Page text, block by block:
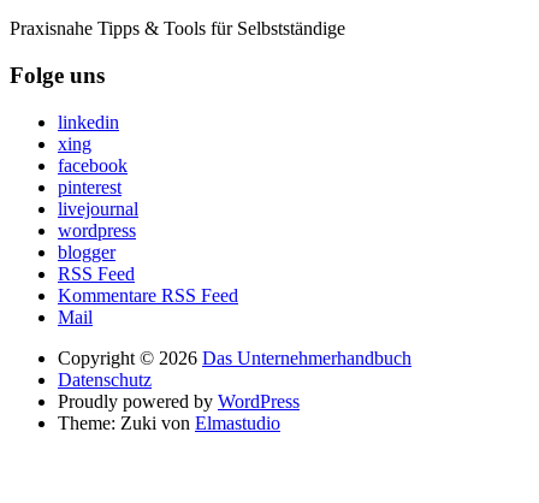
Praxisnahe Tipps & Tools für Selbstständige
Folge uns
linkedin
xing
facebook
pinterest
livejournal
wordpress
blogger
RSS Feed
Kommentare RSS Feed
Mail
Copyright © 2026 Das Unternehmerhandbuch
Datenschutz
Proudly powered by WordPress
Theme: Zuki von Elmastudio